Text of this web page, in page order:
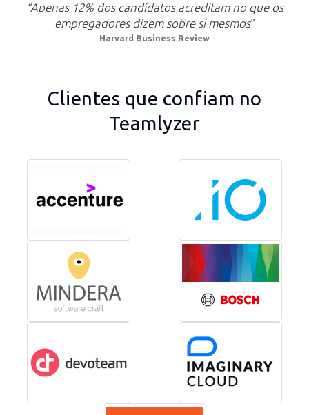
“Apenas 12% dos candidatos acreditam no que os
empregadores dizem sobre si mesmos”
Harvard Business Review
Clientes que confiam no
Teamlyzer